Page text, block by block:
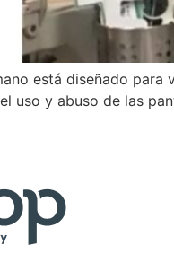
está diseñado
uso y abuso de las